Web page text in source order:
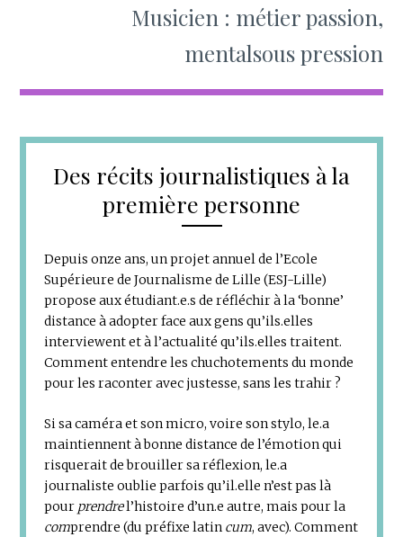
Musicien : métier passion,
mentalsous pression
Des récits journalistiques à la
première personne
Depuis onze ans, un projet annuel de l’Ecole
Supérieure de Journalisme de Lille (ESJ-Lille)
propose aux étudiant.e.s de réfléchir à la ‘bonne’
distance à adopter face aux gens qu’ils.elles
interviewent et à l’actualité qu’ils.elles traitent.
Comment entendre les chuchotements du monde
pour les raconter avec justesse, sans les trahir ?
Si sa caméra et son micro, voire son stylo, le.a
maintiennent à bonne distance de l’émotion qui
risquerait de brouiller sa réflexion, le.a
journaliste oublie parfois qu’il.elle n’est pas là
pour prendrel’histoire d’un.e autre, mais pour la
comprendre (du préfixe latin cum, avec). Comment